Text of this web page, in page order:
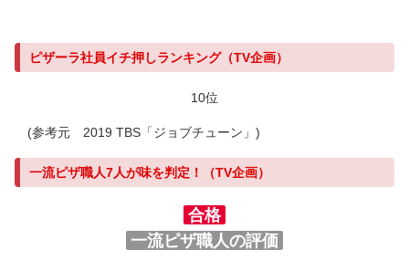
ピザーラ社員イチ押しランキング（TV企画）
10位
(参考元 2019 TBS「ジョブチューン」)
一流ピザ職人7人が味を判定！（TV企画）
合格
一流ピザ職人の評価